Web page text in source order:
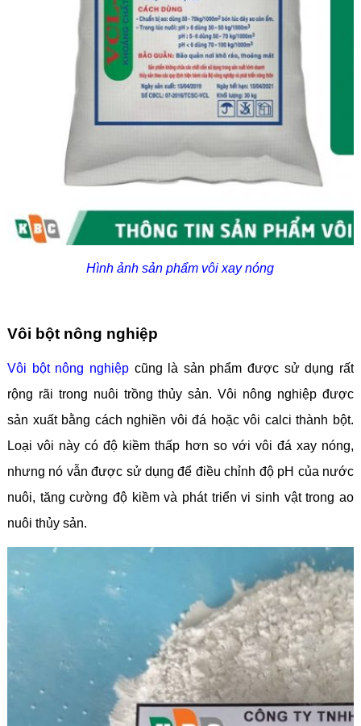
Hình ảnh sản phẩm vôi xay nóng
Vôi bột nông nghiệp
Vôi bột nông nghiệpcũng là sản phẩm được sử dụng rất
rộng rãi trong nuôi trồng thủy sản. Vôi nông nghiệp được
sản xuất bằng cách nghiền vôi đá hoặc vôi calci thành bột.
Loại vôi này có độ kiềm thấp hơn so với vôi đá xay nóng,
nhưng nó vẫn được sử dụng để điều chỉnh độ pH của nước
nuôi, tăng cường độ kiềm và phát triển vi sinh vật trong ao
nuôi thủy sản.